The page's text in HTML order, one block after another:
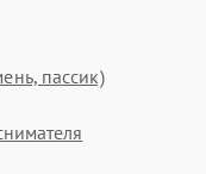
пассик)